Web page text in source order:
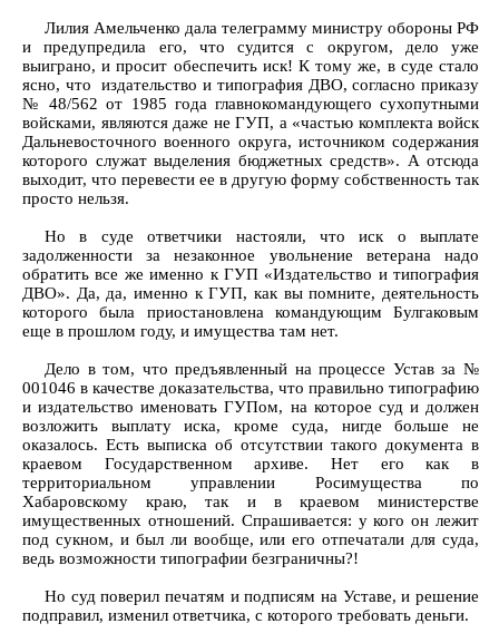
Лилия Амельченко дала телеграмму министру обороны РФ
и предупредила его, что судится с округом, дело уже
выиграно, и просит обеспечить иск! К тому же, в суде стало
ясно, что издательство и типография ДВО, согласно приказу
№ 48/562 от 1985 года главнокомандующего сухопутными
войсками, являются даже не ГУП, а «частью комплекта войск
Дальневосточного военного округа, источником содержания
которого служат выделения бюджетных средств». А отсюда
выходит, что перевести ее в другую форму собственность так
просто нельзя.
Но в суде ответчики настояли, что иск о выплате
задолженности за незаконное увольнение ветерана надо
обратить все же именно к ГУП «Издательство и типография
ДВО». Да, да, именно к ГУП, как вы помните, деятельность
которого была приостановлена командующим Булгаковым
еще в прошлом году, и имущества там нет.
Дело в том, что предъявленный на процессе Устав за №
001046 в качестве доказательства, что правильно типографию
и издательство именовать ГУПом, на которое суд и должен
возложить выплату иска, кроме суда, нигде больше не
оказалось. Есть выписка об отсутствии такого документа в
краевом Государственном архиве. Нет его как в
территориальном управлении Росимущества по
Хабаровскому краю, так и в краевом министерстве
имущественных отношений. Спрашивается: у кого он лежит
под сукном, и был ли вообще, или его отпечатали для суда,
ведь возможности типографии безграничны?!
Но суд поверил печатям и подписям на Уставе, и решение
подправил, изменил ответчика, с которого требовать деньги.